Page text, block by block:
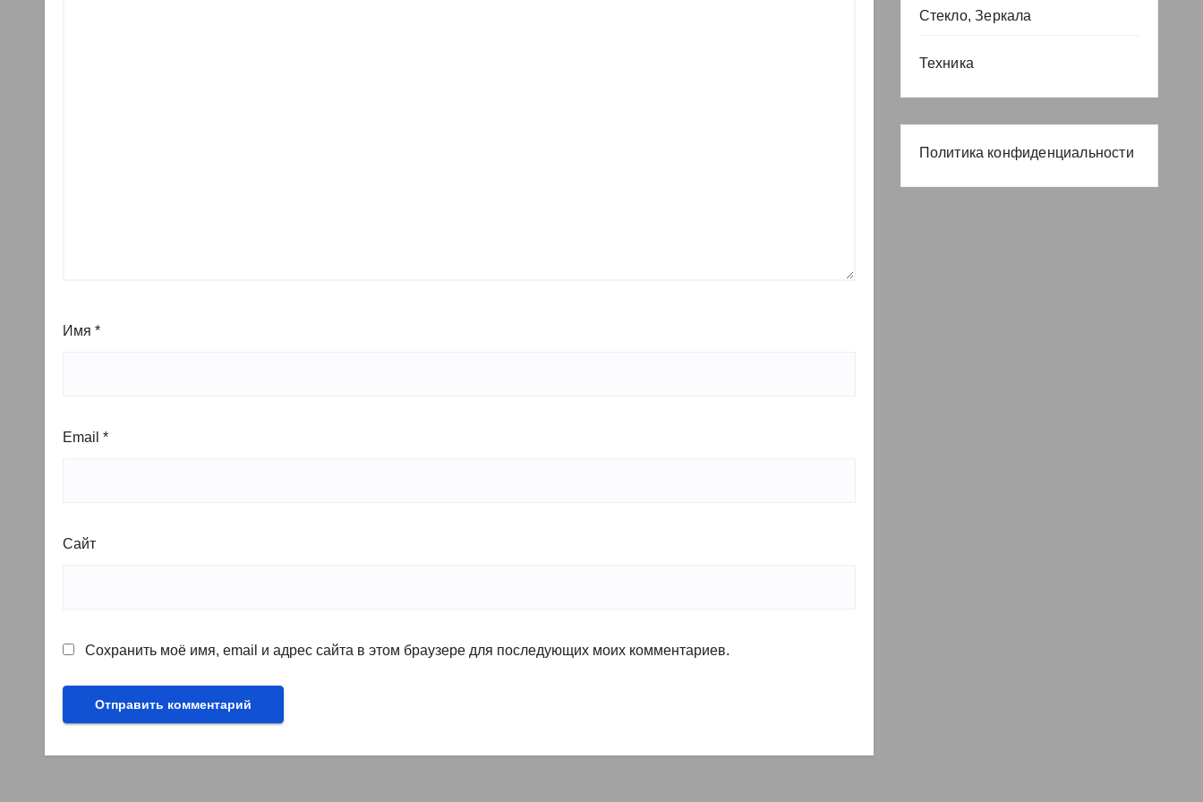
Имя *
Email *
Сайт
Сохранить моё имя, email и адрес сайта в этом браузере для последующих моих комментариев.
Стекло, Зеркала
Техника
Политика конфиденциальности